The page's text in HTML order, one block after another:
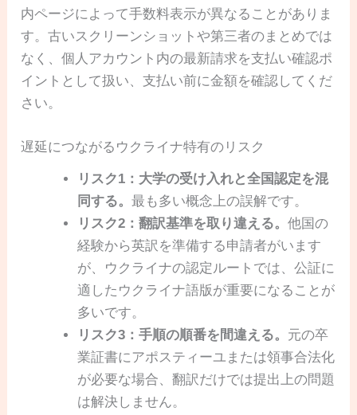
内ページによって手数料表示が異なることがありま
す。古いスクリーンショットや第三者のまとめでは
なく、個人アカウント内の最新請求を支払い確認ポ
イントとして扱い、支払い前に金額を確認してくだ
さい。
遅延につながるウクライナ特有のリスク
リスク1：大学の受け入れと全国認定を混
同する。最も多い概念上の誤解です。
リスク2：翻訳基準を取り違える。他国の
経験から英訳を準備する申請者がいます
が、ウクライナの認定ルートでは、公証に
適したウクライナ語版が重要になることが
多いです。
リスク3：手順の順番を間違える。 元の卒
業証書にアポスティーユまたは領事合法化
が必要な場合、翻訳だけでは提出上の問題
は解決しません。